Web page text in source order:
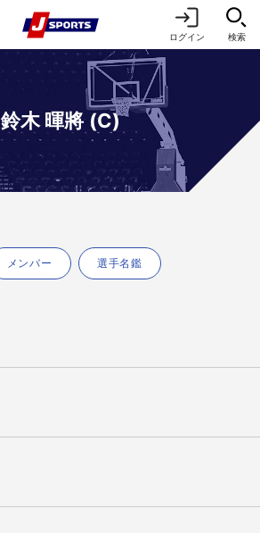
ログイン 検索
鈴木 暉將 (C)
メンバー 選手名鑑